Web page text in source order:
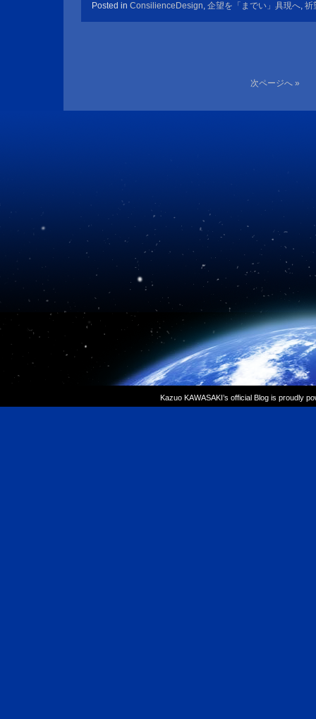
Posted in ConsilienceDesign, 企望を「までい」具現へ, 祈
次ページへ »
Kazuo KAWASAKI’s official Blog is proudly